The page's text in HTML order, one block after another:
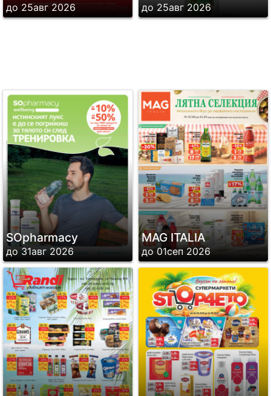
до 25авг 2026 до 25авг 2026
SОpharmacy
до 31авг 2026
MAG ITALIA
до 01сеп 2026